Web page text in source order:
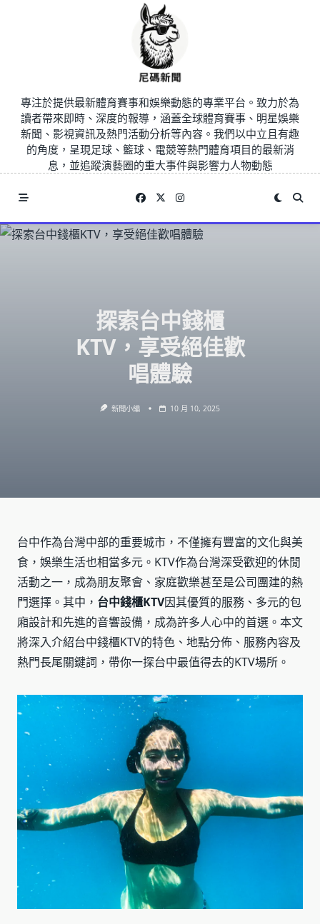
專注於提供最新體育賽事和娛樂動態的專業平台。致力於為
讀者帶來即時、深度的報導，涵蓋全球體育賽事、明星娛樂
新聞、影視資訊及熱門活動分析等內容。我們以中立且有趣
的角度，呈現足球、籃球、電競等熱門體育項目的最新消
息，並追蹤演藝圈的重大事件與影響力人物動態
探索台中錢櫃
KTV，享受絕佳歡
唱體驗
新聞小編 10 月 10, 2025
台中作為台灣中部的重要城市，不僅擁有豐富的文化與美
食，娛樂生活也相當多元。KTV作為台灣深受歡迎的休閒
活動之一，成為朋友聚會、家庭歡樂甚至是公司團建的熱
門選擇。其中， 台中錢櫃KTV因其優質的服務、多元的包
廂設計和先進的音響設備，成為許多人心中的首選。本文
將深入介紹台中錢櫃KTV的特色、地點分佈、服務內容及
熱門長尾關鍵詞，帶你一探台中最值得去的KTV場所。